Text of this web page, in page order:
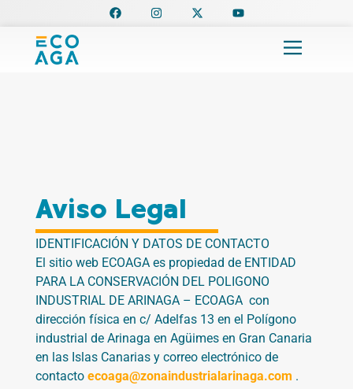
contenido
F
a
I
n
X
-
Y
o
Aviso Legal
IDENTIFICACIÓN Y DATOS DE CONTACTO
El sitio webECOAGA es propiedad de ENTIDAD
PARA LA CONSERVACIÓN DEL POLIGONO
INDUSTRIAL DE ARINAGA – ECOAGA con
dirección física en c/ Adelfas 13 en el Polígono
industrial de Arinaga en Agüimes en Gran Canaria
en las Islas Canarias y correo electrónico de
contacto ecoaga@zonaindustrialarinaga.com .